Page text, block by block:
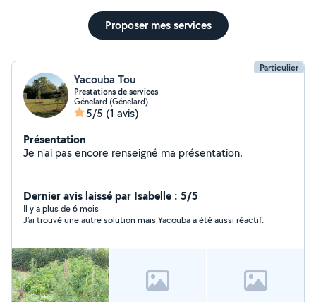
Proposer mes services
Particulier
Yacouba Tou
Prestations de services
Génelard (Génelard)
5/5 (1 avis)
Présentation
Je n'ai pas encore renseigné ma présentation.
Dernier avis laissé par Isabelle : 5/5
Il y a plus de 6 mois
J'ai trouvé une autre solution mais Yacouba a été aussi réactif.